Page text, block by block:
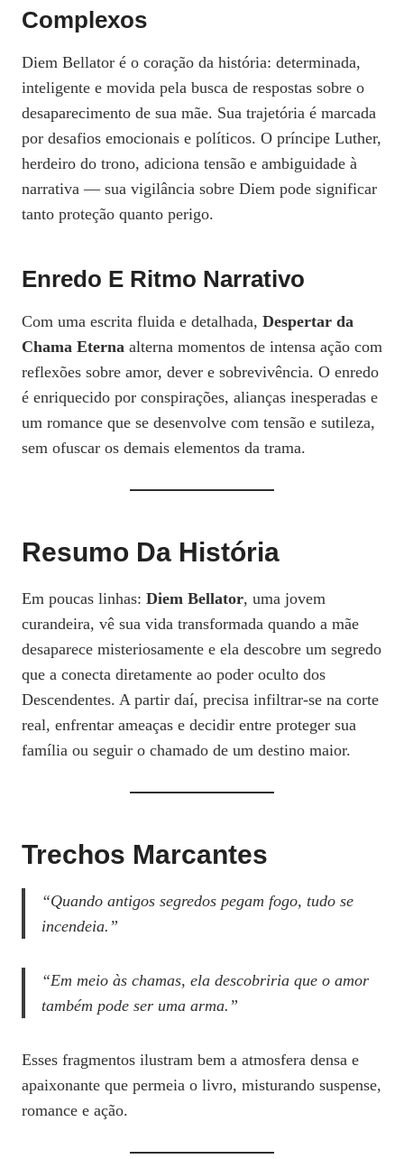
Complexos
Diem Bellator é o coração da história: determinada,
inteligente e movida pela busca de respostas sobre o
desaparecimento de sua mãe. Sua trajetória é marcada
por desafios emocionais e políticos. O príncipe Luther,
herdeiro do trono, adiciona tensão e ambiguidade à
narrativa — sua vigilância sobre Diem pode significar
tanto proteção quanto perigo.
Enredo E Ritmo Narrativo
Com uma escrita fluida e detalhada, Despertar da
Chama Eterna alterna momentos de intensa ação com
reflexões sobre amor, dever e sobrevivência. O enredo
é enriquecido por conspirações, alianças inesperadas e
um romance que se desenvolve com tensão e sutileza,
sem ofuscar os demais elementos da trama.
Resumo Da História
Em poucas linhas: Diem Bellator, uma jovem
curandeira, vê sua vida transformada quando a mãe
desaparece misteriosamente e ela descobre um segredo
que a conecta diretamente ao poder oculto dos
Descendentes. A partir daí, precisa infiltrar-se na corte
real, enfrentar ameaças e decidir entre proteger sua
família ou seguir o chamado de um destino maior.
Trechos Marcantes
“Quando antigos segredos pegam fogo, tudo se
incendeia.”
“Em meio às chamas, ela descobriria que o amor
também pode ser uma arma.”
Esses fragmentos ilustram bem a atmosfera densa e
apaixonante que permeia o livro, misturando suspense,
romance e ação.